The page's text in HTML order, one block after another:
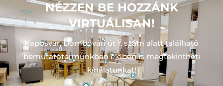
NÉZZEN BE HOZZÁNK
VIRTUÁLISAN!
Kaposvár, Dombóvári út 1. szám alatt található
bemutatótermünkben előben is megtekintheti
kínálatunkat!